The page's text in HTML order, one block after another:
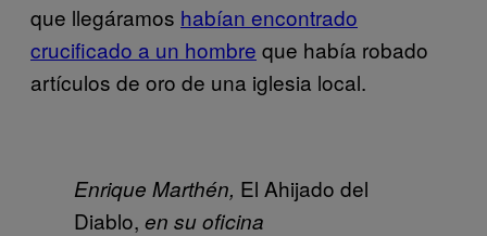
que llegáramos habían encontrado
crucificado a un hombre que había robado
artículos de oro de una iglesia local.
Enrique Marthén, El Ahijado del
Diablo, en su oficina